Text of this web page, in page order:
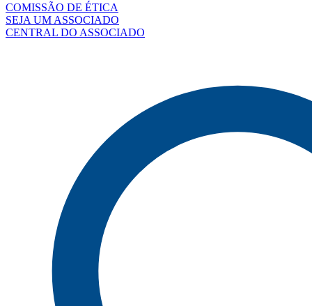
COMISSÃO DE ÉTICA
SEJA UM ASSOCIADO
CENTRAL DO ASSOCIADO